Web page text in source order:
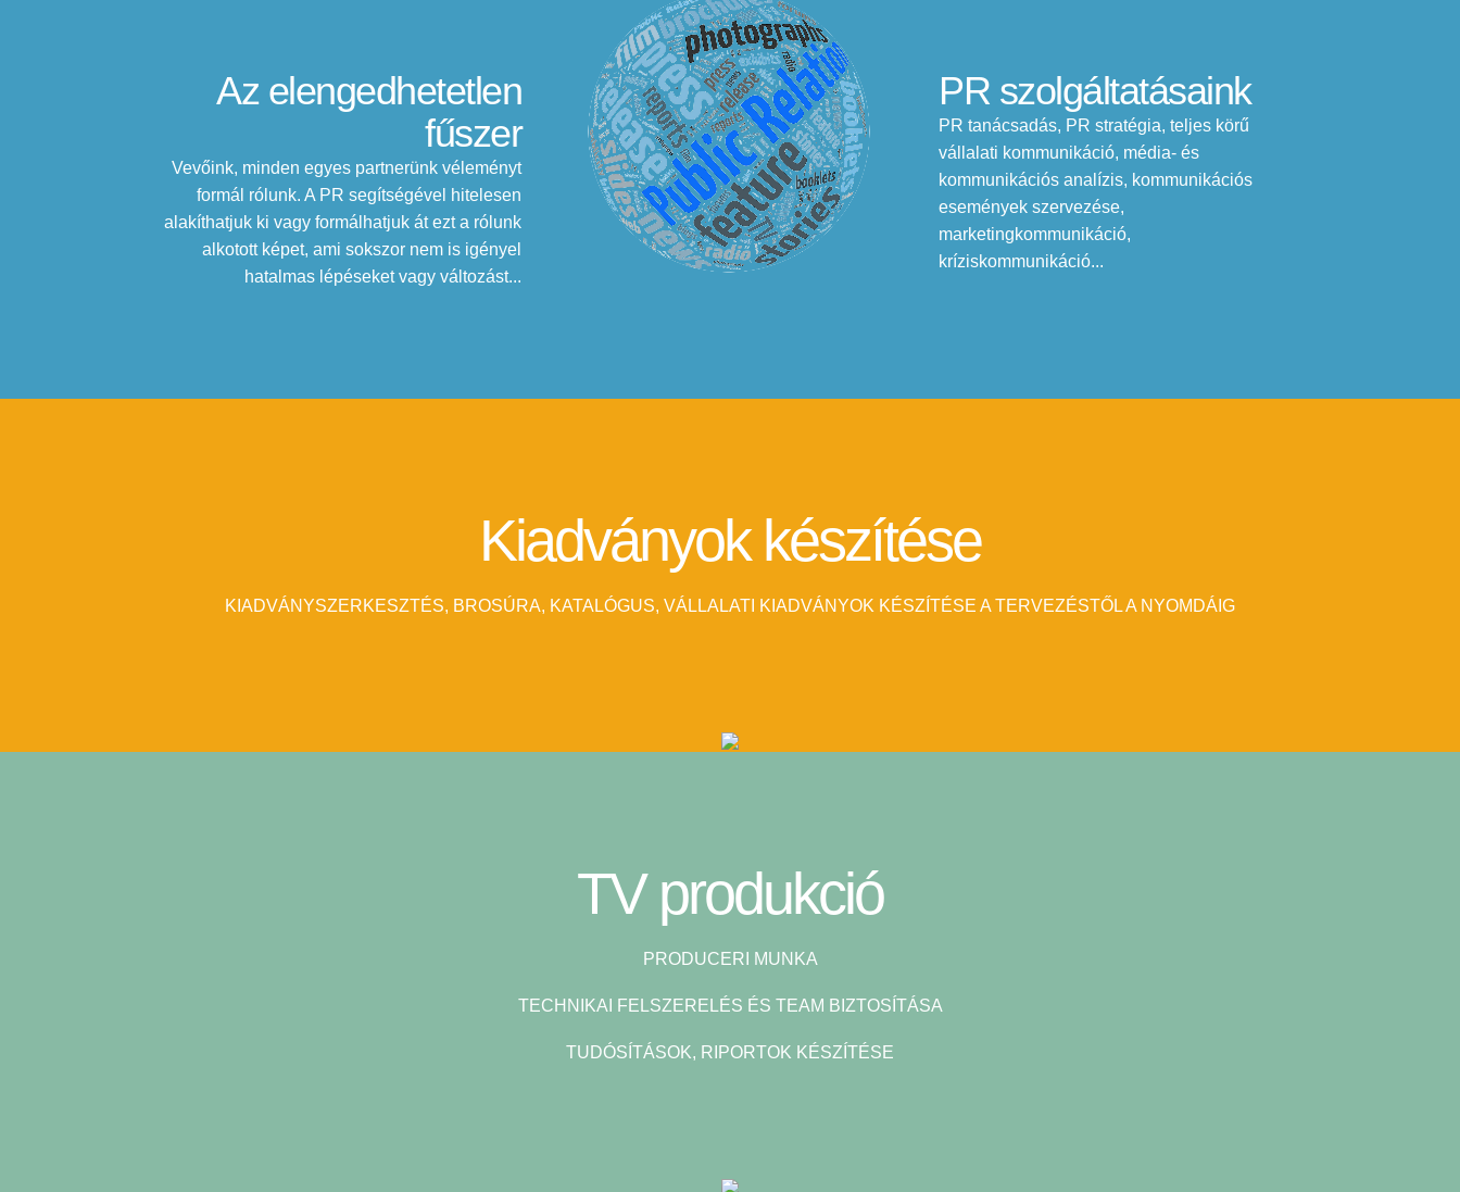
Az elengedhetetlen
fűszer
Vevőink, minden egyes partnerünk véleményt
formál rólunk. A PR segítségével hitelesen
alakíthatjuk ki vagy formálhatjuk át ezt a rólunk
alkotott képet, ami sokszor nem is igényel
hatalmas lépéseket vagy változást...
PR szolgáltatásaink
PR tanácsadás, PR stratégia, teljes körű
vállalati kommunikáció, média- és
kommunikációs analízis, kommunikációs
események szervezése,
marketingkommunikáció,
kríziskommunikáció...
Kiadványok készítése
KIADVÁNYSZERKESZTÉS, BROSÚRA, KATALÓGUS, VÁLLALATI KIADVÁNYOK KÉSZÍTÉSE A TERVEZÉSTŐL A NYOMDÁIG
TV produkció
PRODUCERI MUNKA
TECHNIKAI FELSZERELÉS ÉS TEAM BIZTOSÍTÁSA
TUDÓSÍTÁSOK, RIPORTOK KÉSZÍTÉSE